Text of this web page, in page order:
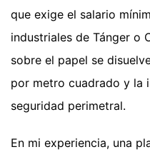
que exige el salario
industriales de Tánger o
sobre el papel se
por metro cuadrado y la
seguridad perimetral.
En mi experiencia, una